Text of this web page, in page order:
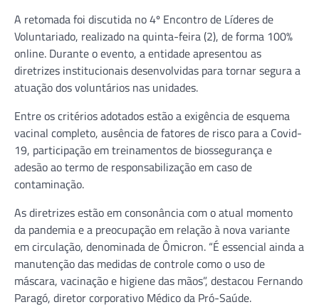
A retomada foi discutida no 4º Encontro de Líderes de
Voluntariado, realizado na quinta-feira (2), de forma 100%
online. Durante o evento, a entidade apresentou as
diretrizes institucionais desenvolvidas para tornar segura a
atuação dos voluntários nas unidades.
Entre os critérios adotados estão a exigência de esquema
vacinal completo, ausência de fatores de risco para a Covid-
19, participação em treinamentos de biossegurança e
adesão ao termo de responsabilização em caso de
contaminação.
As diretrizes estão em consonância com o atual momento
da pandemia e a preocupação em relação à nova variante
em circulação, denominada de Ômicron. “É essencial ainda a
manutenção das medidas de controle como o uso de
máscara, vacinação e higiene das mãos”, destacou Fernando
Paragó, diretor corporativo Médico da Pró-Saúde.